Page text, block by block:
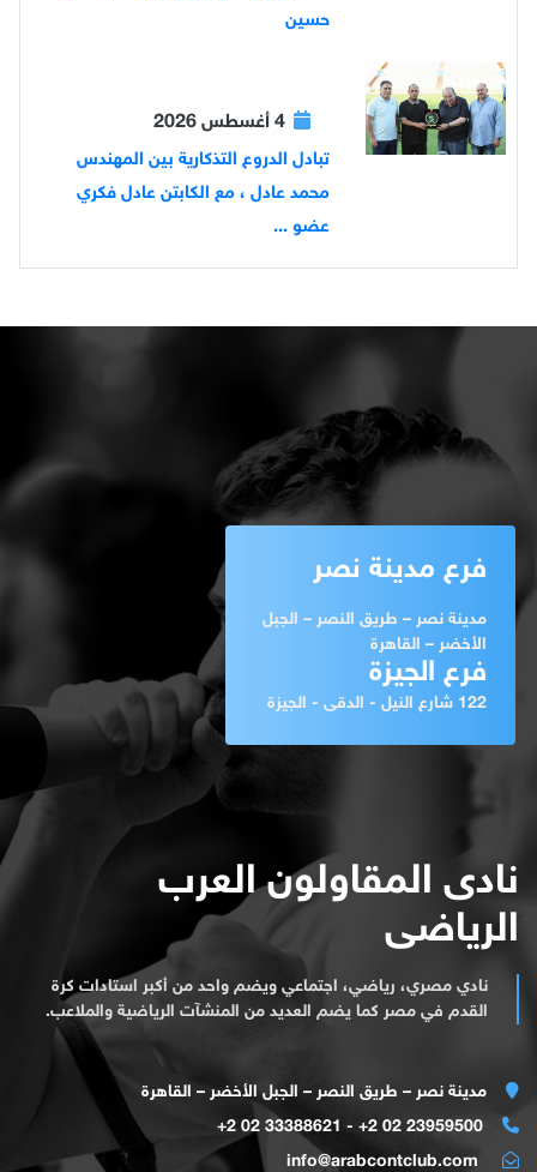
حسين
تبادل الدروع التذكارية بين المهندس
محمد عادل ، مع الكابتن عادل فكري
عضو ...
فرع مدينة نصر
مدينة نصر – طريق النصر – الجبل
الأخضر – القاهرة
فرع الجيزة
122 شارع النيل - الدقى - الجيزة
نادى المقاولون العرب
الرياضى
نادي مصري، رياضي، اجتماعي ويضم واحد من أكبر استادات كرة
القدم في مصر كما يضم العديد من المنشآت الرياضية والملاعب.
مدينة نصر – طريق النصر – الجبل الأخضر – القاهرة
23959500 02 2+ - 33388621 02 2+
info@arabcontclub.com